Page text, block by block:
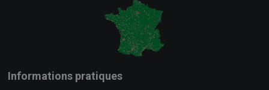
Informations pratiques